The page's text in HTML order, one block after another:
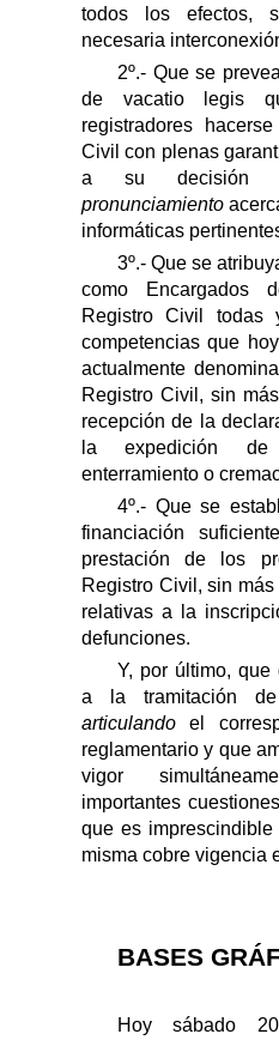
todos los efectos,
necesaria
2º.- Que se
de vacatio legis
registradores
Civil con plenas
a su decisión
pronunciamiento
informáticas
3º.- Que se
como Encargados
Registro Civil
competencias que
actualmente
Registro Civil, sin
recepción de la
la expedición
enterramiento o
4º.- Que se
financiación
prestación de los
Registro Civil, sin
relativas a la
defunciones.
Y, por último, que
a la tramitación
articulando el
reglamentario y que
vigor
importantes
que es
misma cobre vigencia
BASES
Hoy sábado